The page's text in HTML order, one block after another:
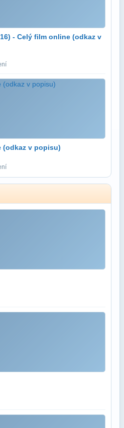
- Celý film online (odkaz v
(odkaz v popisu)